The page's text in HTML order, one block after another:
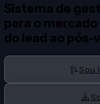
Sistema de
para o
do lead ao pós-
Sou